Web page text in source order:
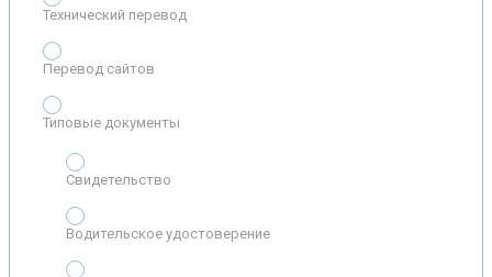
Технический перевод
Перевод сайтов
Типовые документы
Свидетельство
Водительское удостоверение